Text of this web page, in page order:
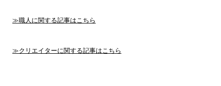
≫職人に関する記事はこちら
≫クリエイターに関する記事はこちら